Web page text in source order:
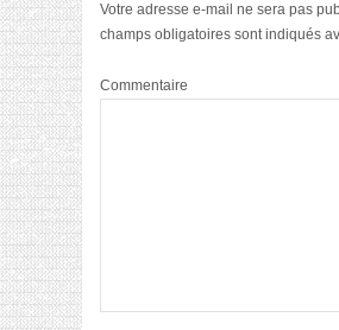
Votre adresse e-mail ne sera pas
champs obligatoires sont indiqués
Commentaire